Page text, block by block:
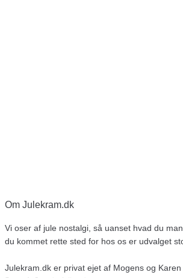
Om Julekram.dk
Vi oser af jule nostalgi, så uanset hvad du
du kommet rette sted for hos os er udvalget
Julekram.dk er privat ejet af Mogens og